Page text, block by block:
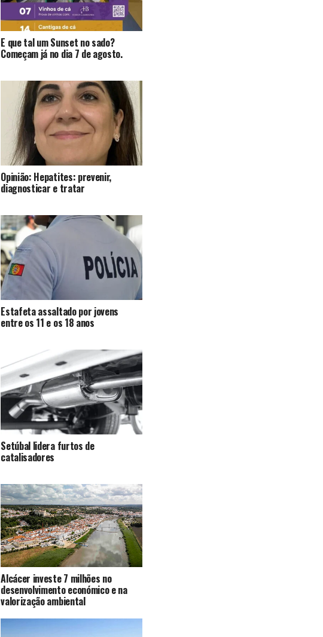
E que tal um Sunset no sado?
Começam já no dia 7 de agosto.
Opinião: Hepatites: prevenir,
diagnosticar e tratar
Estafeta assaltado por jovens
entre os 11 e os 18 anos
Setúbal lidera furtos de
catalisadores
Alcácer investe 7 milhões no
desenvolvimento económico e na
valorização ambiental